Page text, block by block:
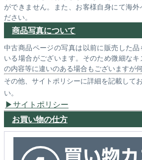
ができません。また、お客様自身にて海外
ださい。
商品写真について
中古商品ページの写真は以前に販売した
いる場合がございます。そのため微細な
の内容等に違いのある場合もございますが
その他、サイトポリシーに詳細を記載して
い。
サイトポリシー
お買い物の仕方